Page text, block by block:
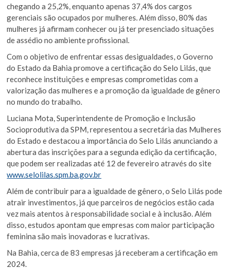
chegando a 25,2%, enquanto apenas 37,4% dos cargos
gerenciais são ocupados por mulheres. Além disso, 80% das
mulheres já afirmam conhecer ou já ter presenciado situações
de assédio no ambiente profissional.
Com o objetivo de enfrentar essas desigualdades, o Governo
do Estado da Bahia promove a certificação do Selo Lilás, que
reconhece instituições e empresas comprometidas com a
valorização das mulheres e a promoção da igualdade de gênero
no mundo do trabalho.
Luciana Mota, Superintendente de Promoção e Inclusão
Socioprodutiva da SPM, representou a secretária das Mulheres
do Estado e destacou a importância do Selo Lilás anunciando a
abertura das inscrições para a segunda edição da certificação,
que podem ser realizadas até 12 de fevereiro através do site
www.selolilas.spm.ba.gov.br
Além de contribuir para a igualdade de gênero, o Selo Lilás pode
atrair investimentos, já que parceiros de negócios estão cada
vez mais atentos à responsabilidade social e à inclusão. Além
disso, estudos apontam que empresas com maior participação
feminina são mais inovadoras e lucrativas.
Na Bahia, cerca de 83 empresas já receberam a certificação em
2024.